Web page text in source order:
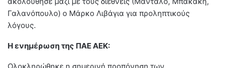
Γαλανόπουλο) ο Μάρκο Λιβάγια για προληπτικούς
λόγους.
Η ενημέρωση της ΠΑΕ ΑΕΚ: